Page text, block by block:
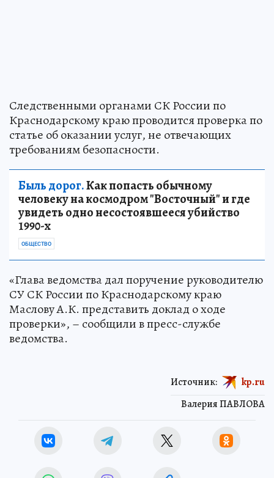
Следственными органами СК России по
Краснодарскому краю проводится проверка по
статье об оказании услуг, не отвечающих
требованиям безопасности.
Быль дорог.Как попасть обычному
человеку на космодром "Восточный" и где
увидеть одно несостоявшееся убийство
1990-х
ОБЩЕСТВО
«Глава ведомства дал поручение руководителю
СУ СК России по Краснодарскому краю
Маслову А.К. представить доклад о ходе
проверки», – сообщили в пресс-службе
ведомства.
Валерия ПАВЛОВА
Источник: kp.ru